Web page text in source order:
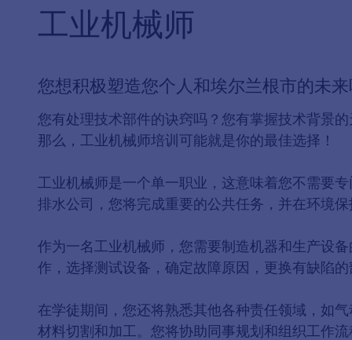
工业机械师
您想积极塑造您个人和埃尔兰根市的未来
您有处理技术部件的诀窍吗？您有掌握技术背景
那么，工业机械师培训可能就是你的最佳选择！
工业机械师是一个单一职业，这意味着您不需要
排水公司，您将完成重要的公共任务，并在环境保
作为一名工业机械师，您需要制造机器和生产设
作，选择测试设备，确定故障原因，更换有缺陷
在学徒期间，您还将熟悉其他各种责任领域，如
材料切割和加工。您将协助同事规划和组织工作